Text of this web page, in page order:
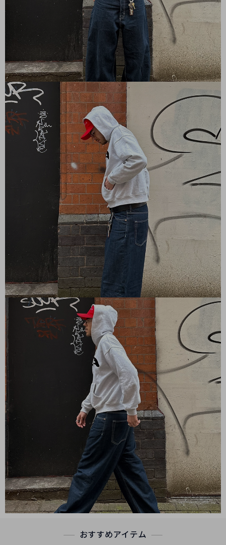
おすすめアイテム